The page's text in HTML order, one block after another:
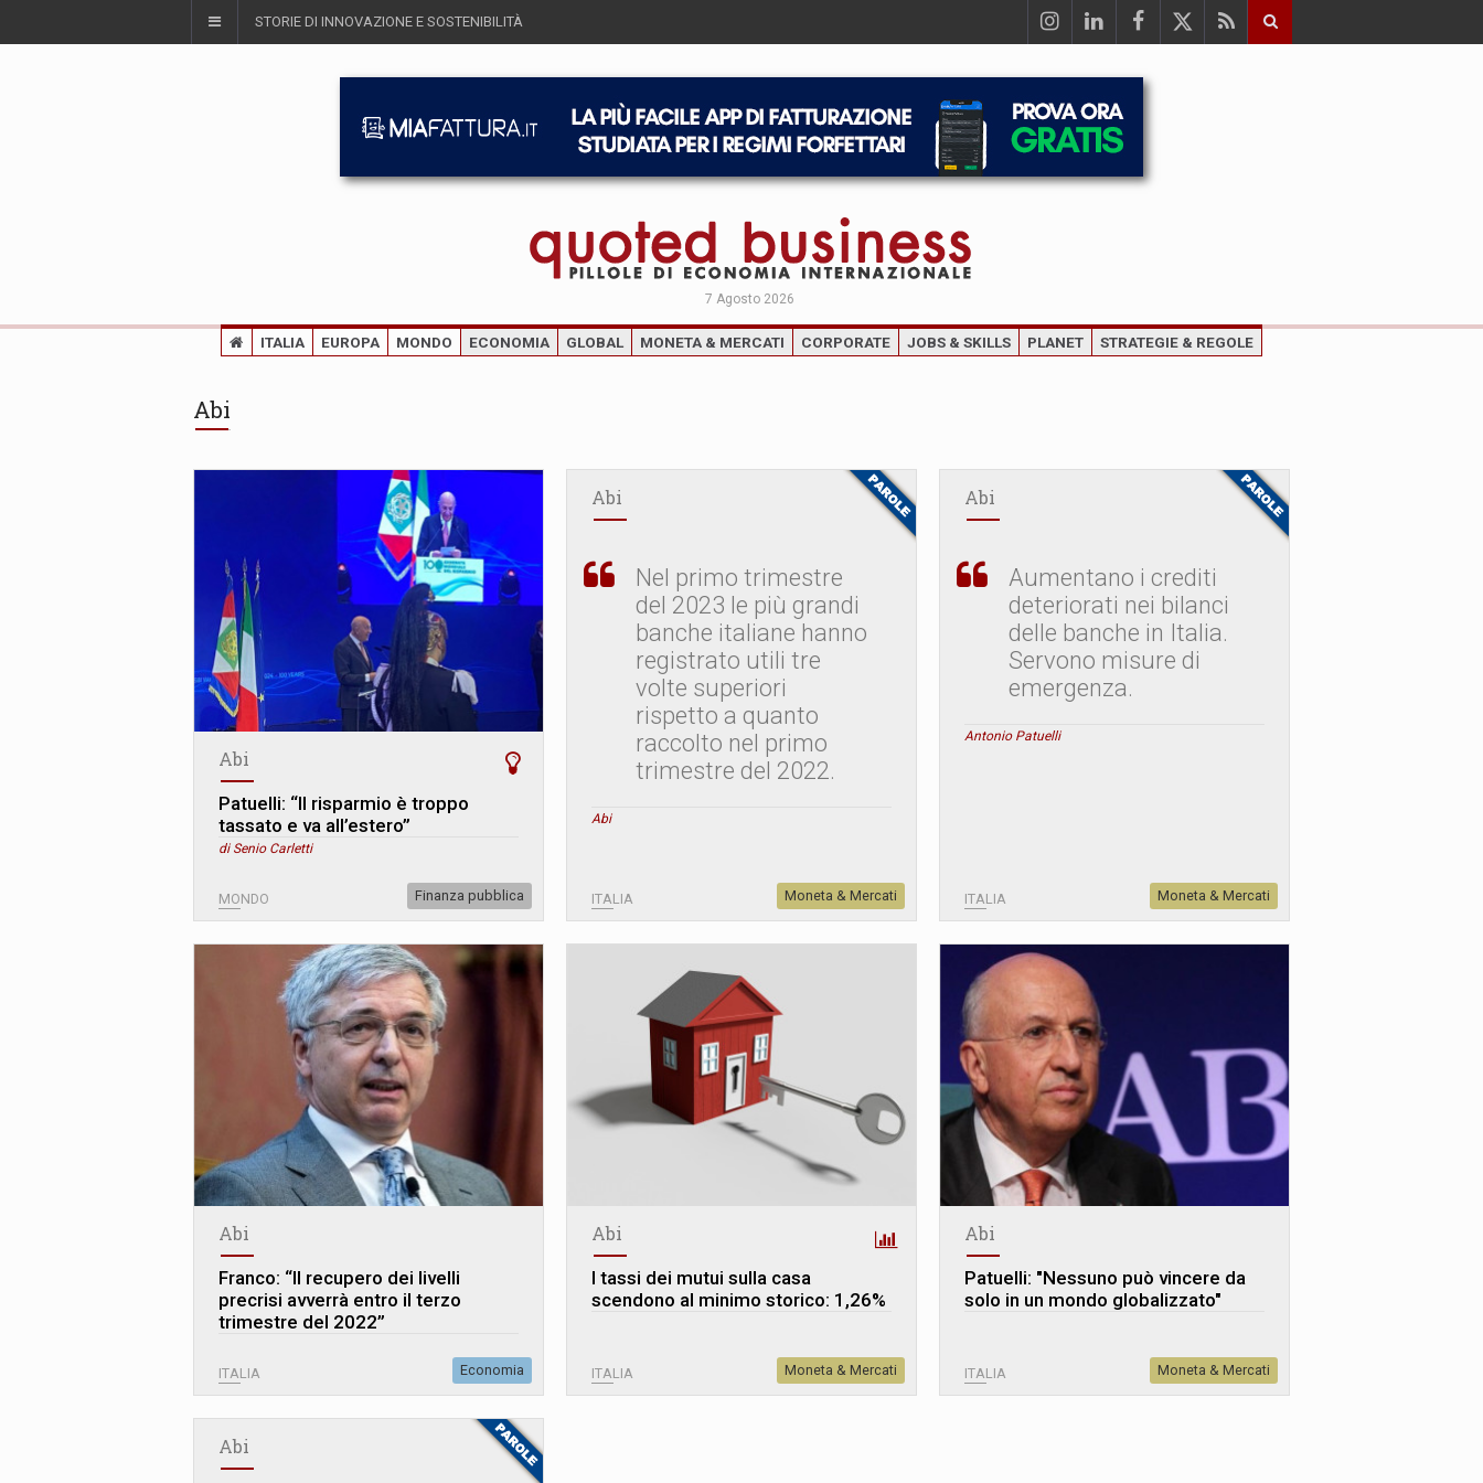
STORIE DI INNOVAZIONE E SOSTENIBILITÀ
7 Agosto 2026
ITALIA EUROPA MONDO ECONOMIA GLOBAL MONETA & MERCATI CORPORATE JOBS & SKILLS PLANET STRATEGIE & REGOLE
Abi
Abi
Patuelli: “Il risparmio è troppo
tassato e va all’estero”
di Senio Carletti
MONDO Finanza pubblica
Abi
Nel primo trimestre
del 2023 le più grandi
banche italiane hanno
registrato utili tre
volte superiori
rispetto a quanto
raccolto nel primo
trimestre del 2022.
Abi
ITALIA Moneta & Mercati
Abi
Aumentano i crediti
deteriorati nei bilanci
delle banche in Italia.
Servono misure di
emergenza.
Antonio Patuelli
ITALIA Moneta & Mercati
Abi
Franco: “Il recupero dei livelli
precrisi avverrà entro il terzo
trimestre del 2022”
ITALIA Economia
Abi
I tassi dei mutui sulla casa
scendono al minimo storico: 1,26%
ITALIA Moneta & Mercati
Abi
Patuelli: "Nessuno può vincere da
solo in un mondo globalizzato"
ITALIA Moneta & Mercati
Abi